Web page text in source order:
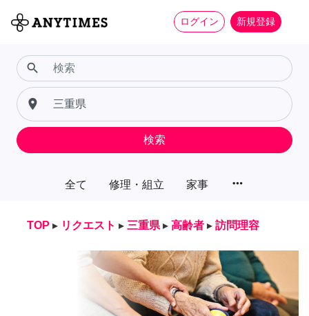
ログイン 新規登録
全て 修理・組立 家事 more_horiz
search
place
検索
TOP ▸ リクエスト ▸ 三重県 ▸ 高齢者 ▸ 訪問理容